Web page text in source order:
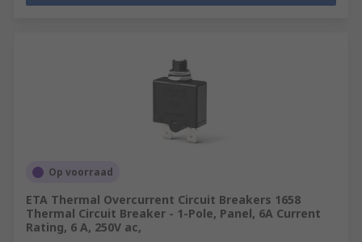
Op voorraad
ETA Thermal Overcurrent Circuit Breakers 1658
Thermal Circuit Breaker - 1-Pole, Panel, 6A Current
Rating, 6 A, 250V ac,